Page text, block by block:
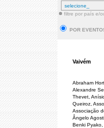
filtre por país e/
POR
Vaivém
Abraham
Alexandre
Thevet,
Queiroz,
Associação
Ângelo
Benki